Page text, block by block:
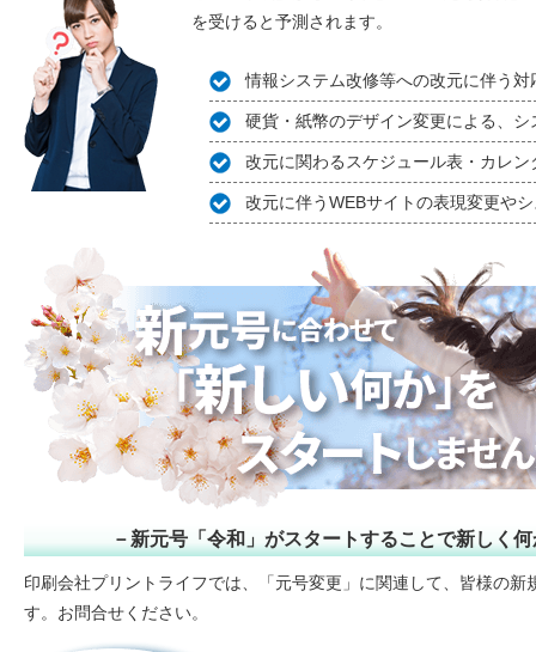
を受けると予測されます。
情報システム改修等への改元に伴う対
硬貨・紙幣のデザイン変更による、
改元に関わるスケジュール表・カレ
改元に伴うWEBサイトの表現変更や
新元号「令和」がスタートすることで新しく
印刷会社プリントライフでは、「元号変更」に関連して、皆様の
す。お問合せください。